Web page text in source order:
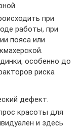
при
работы, при
пояса или
особенно до
риска
дефект.
красоты для
и здесь